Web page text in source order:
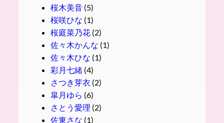
桜木美音(5)
桜咲ひな (1)
桜庭菜乃花(2)
佐々木かんな (1)
佐々木ひな (1)
彩月七緒(4)
さつき芽衣 (2)
皐月ゆら (6)
さとう愛理 (2)
佐東さな (1)